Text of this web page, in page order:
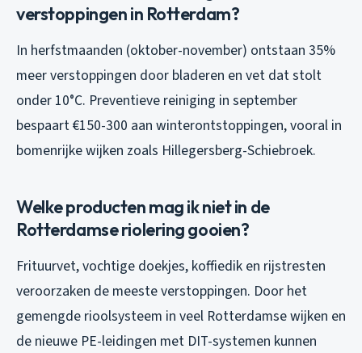
verstoppingen in Rotterdam?
In herfstmaanden (oktober-november) ontstaan 35%
meer verstoppingen door bladeren en vet dat stolt
onder 10°C. Preventieve reiniging in september
bespaart €150-300 aan winterontstoppingen, vooral in
bomenrijke wijken zoals Hillegersberg-Schiebroek.
Welke producten mag ik niet in de
Rotterdamse riolering gooien?
Frituurvet, vochtige doekjes, koffiedik en rijstresten
veroorzaken de meeste verstoppingen. Door het
gemengde rioolsysteem in veel Rotterdamse wijken en
de nieuwe PE-leidingen met DIT-systemen kunnen